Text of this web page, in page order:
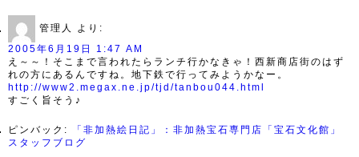
管理人
より:
2005年6月19日 1:47 AM
え～～！そこまで言われたらランチ行かなきゃ！西新商店街のはず
れの方にあるんですね。地下鉄で行ってみようかなー。
http://www2.megax.ne.jp/tjd/tanbou044.html
すごく旨そう♪
ピンバック:
「非加熱絵日記」：非加熱宝石専門店「宝石文化館」
スタッフブログ